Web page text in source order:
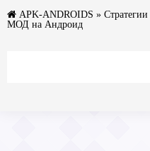
APK-ANDROIDS » Стратегии
МОД на Андроид